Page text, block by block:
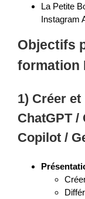
La Petite
Instagram
Objectifs
formation
1) Créer
ChatGPT /
Copilot /